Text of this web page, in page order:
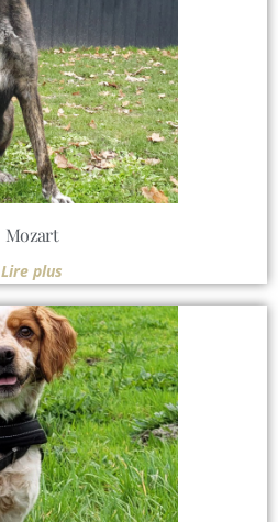
Mozart
Lire plus